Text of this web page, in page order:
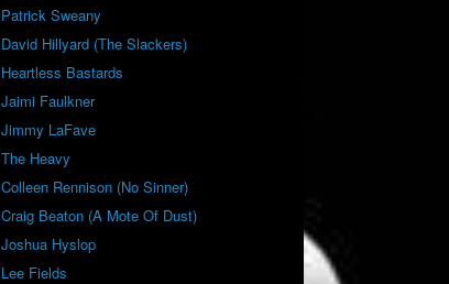
Patrick Sweany
David Hillyard (The Slackers)
Heartless Bastards
Jaimi Faulkner
Jimmy LaFave
The Heavy
Colleen Rennison (No Sinner)
Craig Beaton (A Mote Of Dust)
Joshua Hyslop
Lee Fields